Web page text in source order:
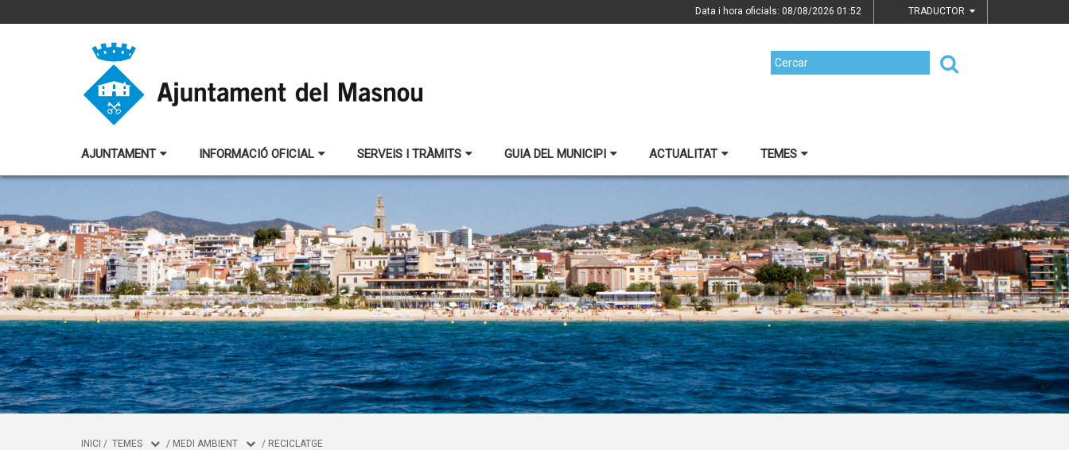
Data i hora oficials: 08/08/2026 01:52 TRADUCTOR
AJUNTAMENT INFORMACIÓ OFICIAL SERVEIS I TRÀMITS GUIA DEL MUNICIPI ACTUALITAT TEMES
INICI / TEMES / MEDI AMBIENT / RECICLATGE